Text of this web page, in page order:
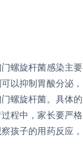
螺旋杆菌感染主要
以抑制胃酸分泌，
螺旋杆菌。具体的
程中，家长要严格
孩子的用药反应，